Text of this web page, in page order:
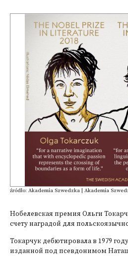
źródło: Akademia Szwedzka | Akademia
Нобелевская премия Ольги
счету наградой для
Токарчук дебютировала в 1979
изданной под псевдонимом